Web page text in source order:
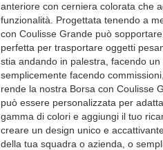
anteriore con cerniera colorata che
funzionalità. Progettata tenendo a
con Coulisse Grande può
perfetta per trasportare oggetti
stia andando in palestra, facendo
semplicemente facendo
rende la nostra Borsa con Coulisse
può essere personalizzata per
gamma di colori e aggiungi il tuo
creare un design unico e
della tua squadra o azienda, o